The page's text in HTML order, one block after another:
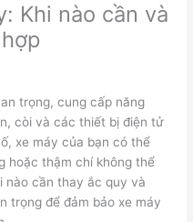
Khi nào cần và
trọng, cung cấp năng
còi và các thiết bị điện tử
xe máy của bạn có thể
hoặc thậm chí không thể
nào cần thay ắc quy và
trọng để đảm bảo xe máy